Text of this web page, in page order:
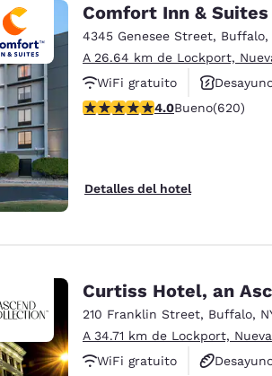
Asia-Pacífico
Australia
English
India
Comfort Inn &
4345 Genesee Street, Buffalo,
A 26.64 km de Lockport,
WiFi gratuito
Se aceptan mascotas
calificación de 3.96 estrellas.
4.0Bueno(620)
Detalles del hotel
Curtiss Hotel, an
210 Franklin Street, Buffalo,
A 34.71 km de Lockport,
WiFi gratuito